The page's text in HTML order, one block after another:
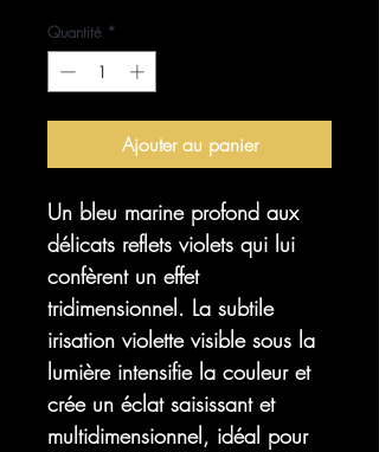
Quantité *
Ajouter au panier
Un bleu marine profond aux
délicats reflets violets qui lui
confèrent un effet
tridimensionnel. La subtile
irisation violette visible sous la
lumière intensifie la couleur et
crée un éclat saisissant et
multidimensionnel, idéal pour